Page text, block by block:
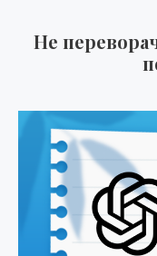
Не